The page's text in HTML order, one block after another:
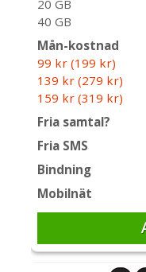
20 GB
40 GB
Mån-kostnad
99 kr (199 kr)
139 kr (279 kr)
159 kr (319 kr)
Fria samtal?
Fria SMS
Bindning
Mobilnät